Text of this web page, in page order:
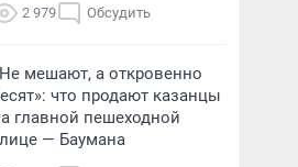
2 979 Обсудить
мешают, а откровенно
что продают казанцы
главной пешеходной
— Баумана